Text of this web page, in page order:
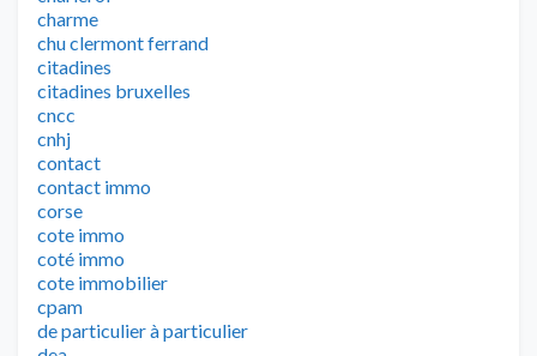
charme
chu clermont ferrand
citadines
citadines bruxelles
cncc
cnhj
contact
contact immo
corse
cote immo
coté immo
cote immobilier
cpam
de particulier à particulier